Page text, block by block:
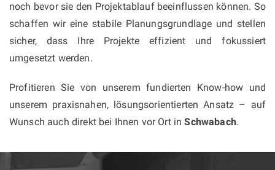
noch bevor sie den Projektablauf beeinflussen können. So
schaffen wir eine stabile Planungsgrundlage und stellen
sicher, dass Ihre Projekte effizient und fokussiert
umgesetzt werden.
Profitieren Sie von unserem fundierten Know-how und
unserem praxisnahen, lösungsorientierten Ansatz – auf
Wunsch auch direkt bei Ihnen vor Ort inSchwabach.